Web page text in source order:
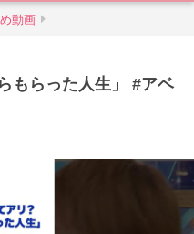
動画
もらった人生」 #アベ